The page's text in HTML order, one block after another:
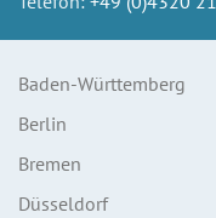
Baden-Württemberg
Berlin
Bremen
Düsseldorf